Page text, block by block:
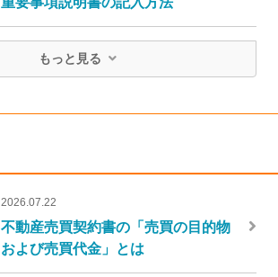
もっと見る
2026.07.22
不動産売買契約書の「売買の目的物
および売買代金」とは